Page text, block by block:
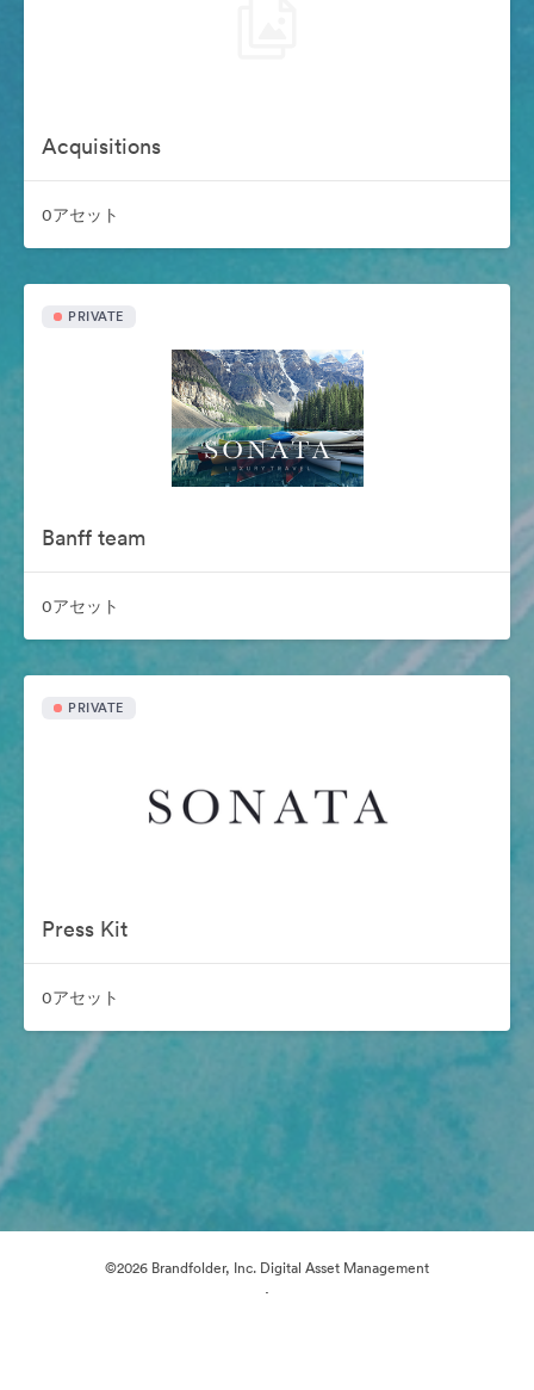
Acquisitions
0アセット
PRIVATE
Banff team
0アセット
PRIVATE
Press Kit
0アセット
©2026 Brandfolder, Inc. Digital Asset Management
·